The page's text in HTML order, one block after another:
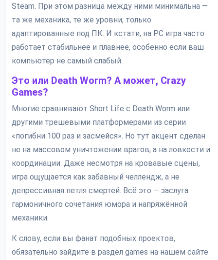
Steam. При этом разница между ними минимальна —
та же механика, те же уровни, только
адаптированные под ПК. И кстати, на PC игра часто
работает стабильнее и плавнее, особенно если ваш
компьютер не самый слабый.
Это или Death Worm? А может, Crazy
Games?
Многие сравнивают Short Life с Death Worm или
другими трешевыми платформерами из серии
«погибни 100 раз и засмейся». Но тут акцент сделан
не на массовом уничтожении врагов, а на ловкости и
координации. Даже несмотря на кровавые сцены,
игра ощущается как забавный челлендж, а не
депрессивная петля смертей. Всё это — заслуга
гармоничного сочетания юмора и напряжённой
механики.
К слову, если вы фанат подобных проектов,
обязательно зайдите в раздел games на нашем сайте